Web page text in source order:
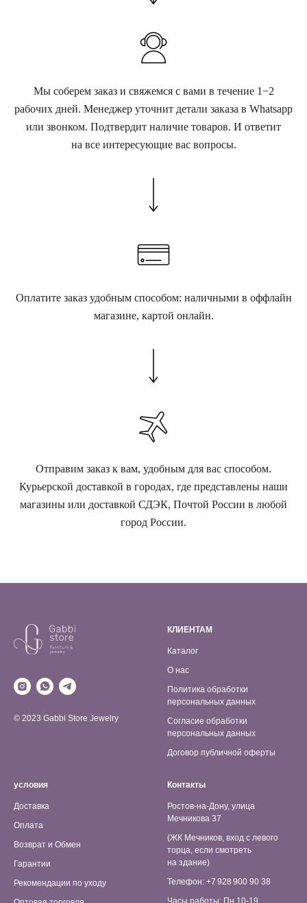
Мы соберем заказ и свяжемся с вами в течение 1−2
рабочих дней. Менеджер уточнит детали заказа в Whatsapp
или звонком. Подтвердит наличие товаров. И ответит
на все интересующие вас вопросы.
Оплатите заказ удобным способом: наличными в оффлайн
магазине, картой онлайн.
Отправим заказ к вам, удобным для вас способом.
Курьерской доставкой в городах, где представлены наши
магазины или доставкой СДЭК, Почтой России в любой
город России.
© 2023 Gabbi Store Jewelry
КЛИЕНТАМ
Каталог
О нас
Политика обработки
персональных данных
Согласие обработки
персональных данных
Договор публичной оферты
условия
Доставка
Оплата
Возврат и Обмен
Гарантии
Рекомендации по уходу
Контакты
Ростов-на-Дону, улица
Мечникова 37
(ЖК Мечников, вход с левого
торца, если смотреть
на здание)
Телефон: +7 928 900 90 38
Часы работы: Пн 10-19,